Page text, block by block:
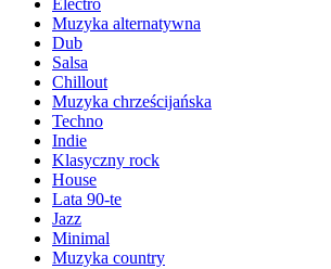
Electro
Muzyka alternatywna
Dub
Salsa
Chillout
Muzyka chrześcijańska
Techno
Indie
Klasyczny rock
House
Lata 90-te
Jazz
Minimal
Muzyka country